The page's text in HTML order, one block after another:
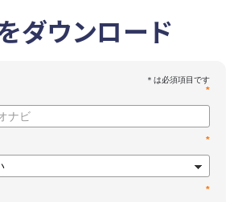
ダウンロード
*
*
*